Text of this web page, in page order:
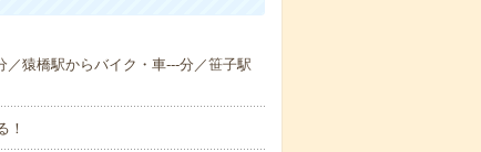
猿橋駅からバイク・車---分／笹子駅
！